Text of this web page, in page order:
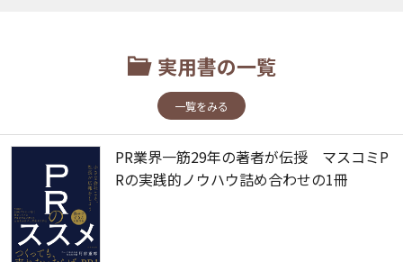
実用書の一覧
一覧をみる
PR業界一筋29年の著者が伝授 マスコミP
Rの実践的ノウハウ詰め合わせの1冊